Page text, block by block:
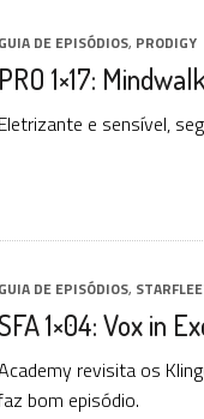
GUIA DE EPISÓDIOS, PRODIGY
PRO 1×17:
Eletrizante e sensível,
GUIA DE EPISÓDIOS,
1×04: Vox in
revisita os
bom episódio.